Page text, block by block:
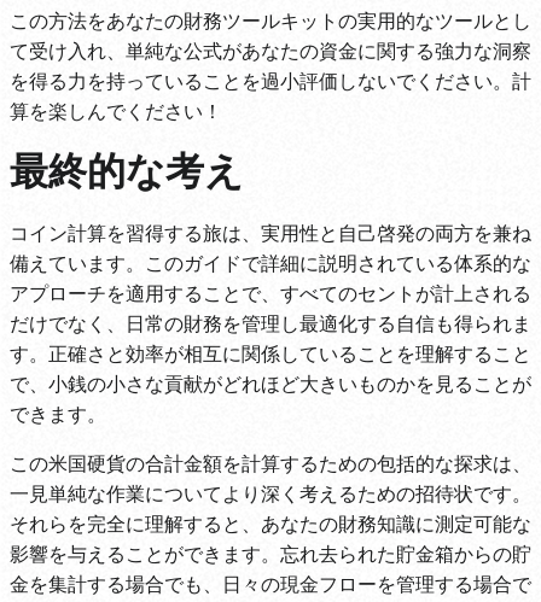
この方法をあなたの財務ツールキットの実用的なツールとし
て受け入れ、単純な公式があなたの資金に関する強力な洞察
を得る力を持っていることを過小評価しないでください。計
算を楽しんでください！
最終的な考え
コイン計算を習得する旅は、実用性と自己啓発の両方を兼ね
備えています。このガイドで詳細に説明されている体系的な
アプローチを適用することで、すべてのセントが計上される
だけでなく、日常の財務を管理し最適化する自信も得られま
す。正確さと効率が相互に関係していることを理解すること
で、小銭の小さな貢献がどれほど大きいものかを見ることが
できます。
この米国硬貨の合計金額を計算するための包括的な探求は、
一見単純な作業についてより深く考えるための招待状です。
それらを完全に理解すると、あなたの財務知識に測定可能な
影響を与えることができます。忘れ去られた貯金箱からの貯
金を集計する場合でも、日々の現金フローを管理する場合で